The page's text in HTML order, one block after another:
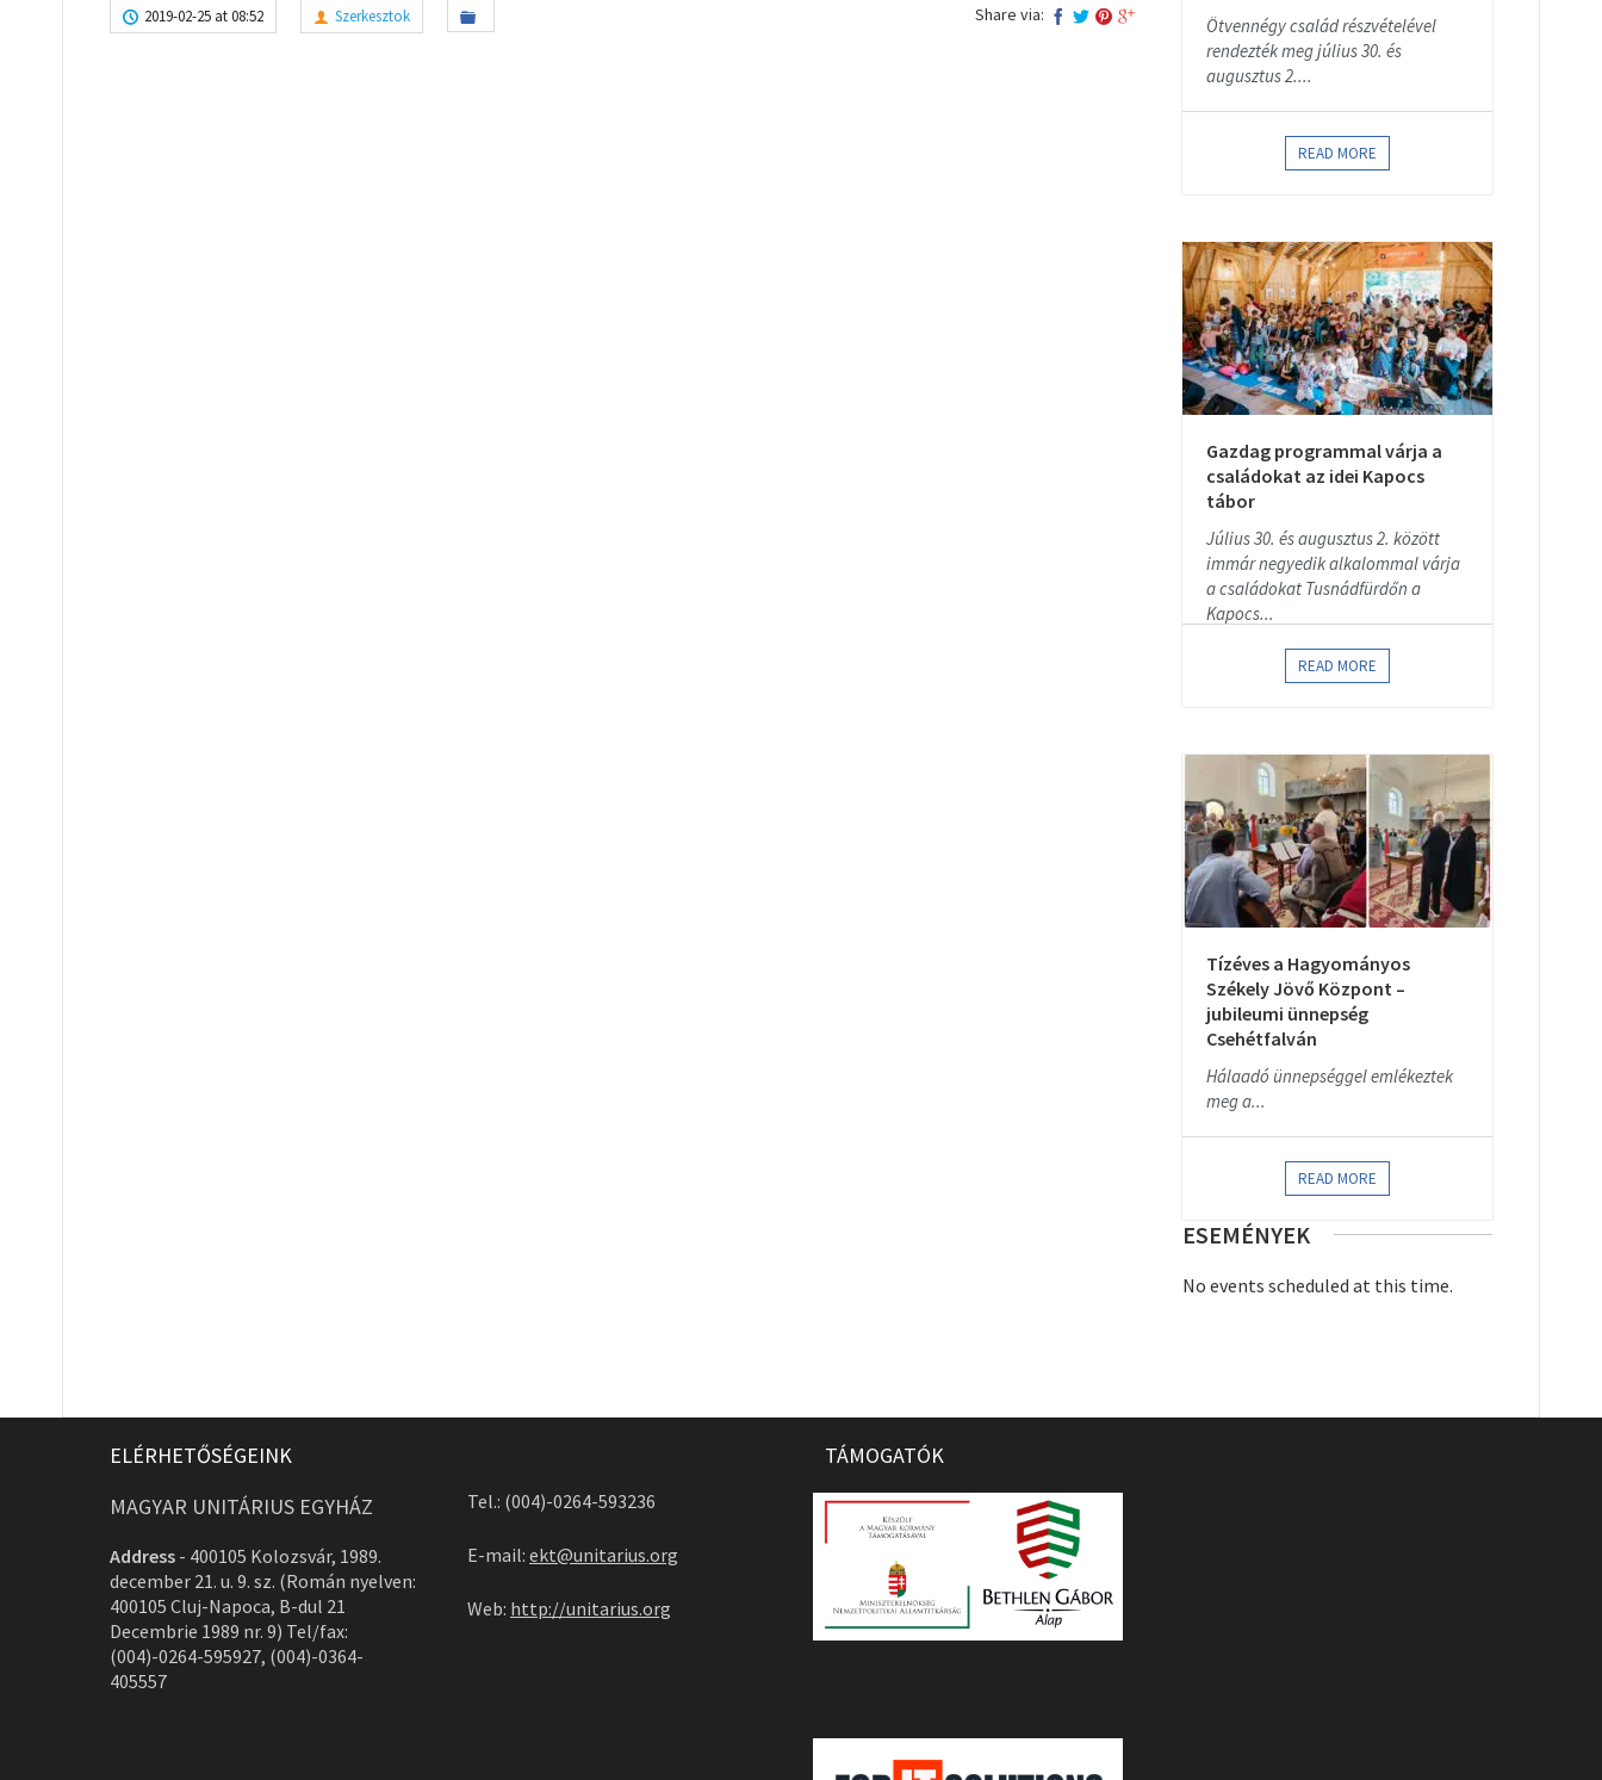
2019-02-25 at 08:52 Szerkesztok Share via:
Ötvennégy család részvételével
rendezték meg július 30. és
augusztus 2....
READ MORE
Gazdag programmal várja a
családokat az idei Kapocs
tábor
Július 30. és augusztus 2. között
immár negyedik alkalommal várja
a családokat Tusnádfürdőn a
Kapocs...
READ MORE
Tízéves a Hagyományos
Székely Jövő Központ –
jubileumi ünnepség
Csehétfalván
Hálaadó ünnepséggel emlékeztek
meg a...
READ MORE
ESEMÉNYEK
No events scheduled at this time.
ELÉRHETŐSÉGEINK
MAGYAR UNITÁRIUS EGYHÁZ
Address - 400105 Kolozsvár, 1989.
december 21. u. 9. sz. (Román nyelven:
400105 Cluj-Napoca, B-dul 21
Decembrie 1989 nr. 9) Tel/fax:
(004)-0264-595927, (004)-0364-
405557
Tel.: (004)-0264-593236
E-mail: ekt@unitarius.org
Web: http://unitarius.org
TÁMOGATÓK